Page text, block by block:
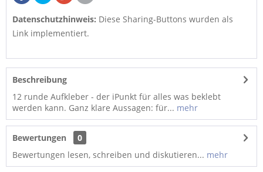
Datenschutzhinweis: Diese Sharing-Buttons wurden als
Link implementiert.
Beschreibung
12 runde Aufkleber - der iPunkt für alles was beklebt
werden kann. Ganz klare Aussagen: für... mehr
Bewertungen
0
Bewertungen lesen, schreiben und diskutieren... mehr